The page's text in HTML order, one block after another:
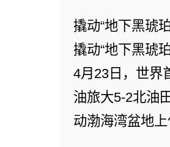
撬动“地下黑琥
撬动“地下黑琥
4月23日，世
油旅大5-2北油
动渤海湾盆地